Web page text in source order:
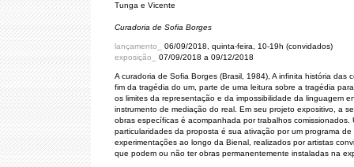
Tunga e Vicente
Curadoria de Sofia Borges
lançamento_ 06/09/2018, quinta-feira, 10-19h (convidados)
exposição_ 07/09/2018 a 09/12/2018
A curadoria de Sofia Borges (Brasil, 1984), A infinita história das
fim da tragédia do um, parte de uma leitura sobre a tragédia
os limites da representação e da impossibilidade da linguagem
instrumento de mediação do real. Em seu projeto expositivo, a
obras específicas é acompanhada por trabalhos comissionados.
particularidades da proposta é sua ativação por um programa de
experimentações ao longo da Bienal, realizados por artistas
que podem ou não ter obras permanentemente instaladas na